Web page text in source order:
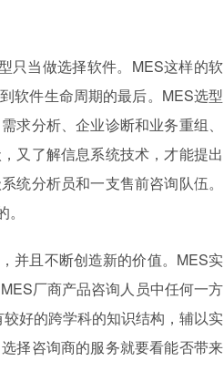
只当做选择软件。MES这样的软
软件生命周期的最后。MES选型
求分析、企业诊断和业务重组、
又了解信息系统技术，才能提出
统分析员和一支售前咨询队伍。
并且不断创造新的价值。MES实
厂商产品咨询人员中任何一方
好的跨学科的知识结构，辅以实
择咨询商的服务就要看能否带来